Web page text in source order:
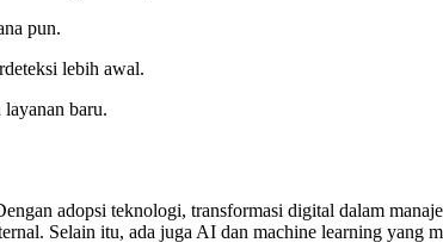
pun.
lebih awal.
baru.
adopsi teknologi, transformasi digital dalam
Selain itu, ada juga AI dan machine learning